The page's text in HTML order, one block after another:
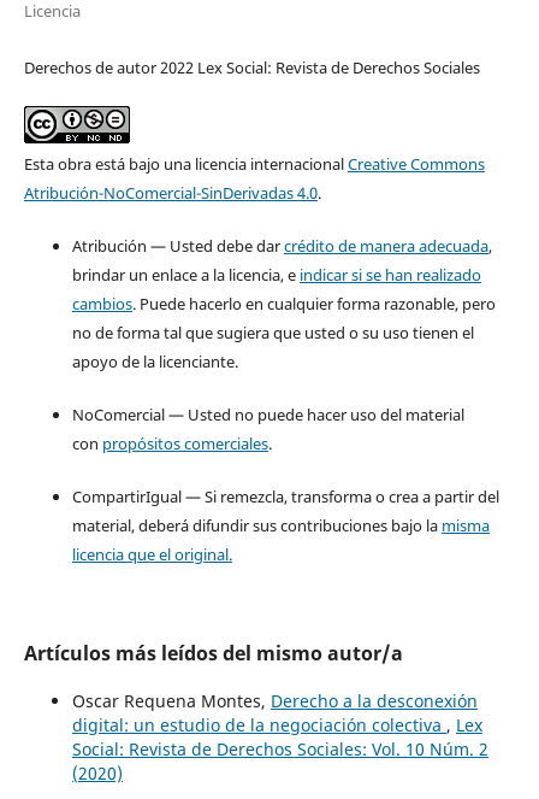
Licencia
Derechos de autor 2022 Lex Social: Revista de Derechos Sociales
Esta obra está bajo una licencia internacionalCreative Commons
Atribución-NoComercial-SinDerivadas 4.0.
Atribución — Usted debe darcrédito de manera adecuada,
brindar un enlace a la licencia, e indicar si se han realizado
cambios. Puede hacerlo en cualquier forma razonable, pero
no de forma tal que sugiera que usted o su uso tienen el
apoyo de la licenciante.
NoComercial — Usted no puede hacer uso del material
con propósitos comerciales.
CompartirIgual — Si remezcla, transforma o crea a partir del
material, deberá difundir sus contribuciones bajo la misma
licencia que el original.
Artículos más leídos del mismo autor/a
Oscar Requena Montes, Derecho a la desconexión
digital: un estudio de la negociación colectiva , Lex
Social: Revista de Derechos Sociales: Vol. 10 Núm. 2
(2020)